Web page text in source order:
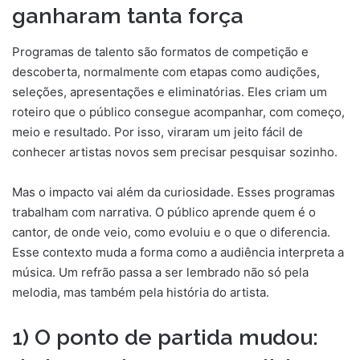
ganharam tanta força
Programas de talento são formatos de competição e
descoberta, normalmente com etapas como audições,
seleções, apresentações e eliminatórias. Eles criam um
roteiro que o público consegue acompanhar, com começo,
meio e resultado. Por isso, viraram um jeito fácil de
conhecer artistas novos sem precisar pesquisar sozinho.
Mas o impacto vai além da curiosidade. Esses programas
trabalham com narrativa. O público aprende quem é o
cantor, de onde veio, como evoluiu e o que o diferencia.
Esse contexto muda a forma como a audiência interpreta a
música. Um refrão passa a ser lembrado não só pela
melodia, mas também pela história do artista.
1) O ponto de partida mudou: